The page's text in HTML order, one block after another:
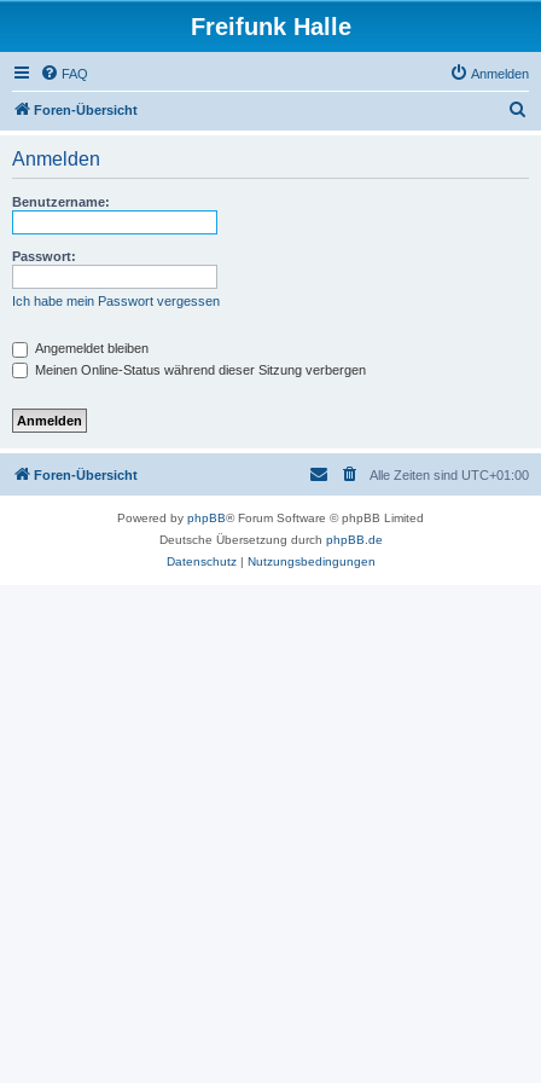
Freifunk Halle
FAQ Anmelden
Foren-Übersicht
Anmelden
Benutzername:
Passwort:
Ich habe mein Passwort vergessen
Angemeldet bleiben
Meinen Online-Status während dieser Sitzung verbergen
Foren-Übersicht Alle Zeiten sind UTC+01:00
Powered by phpBB® Forum Software © phpBB Limited
Deutsche Übersetzung durch phpBB.de
Datenschutz| Nutzungsbedingungen